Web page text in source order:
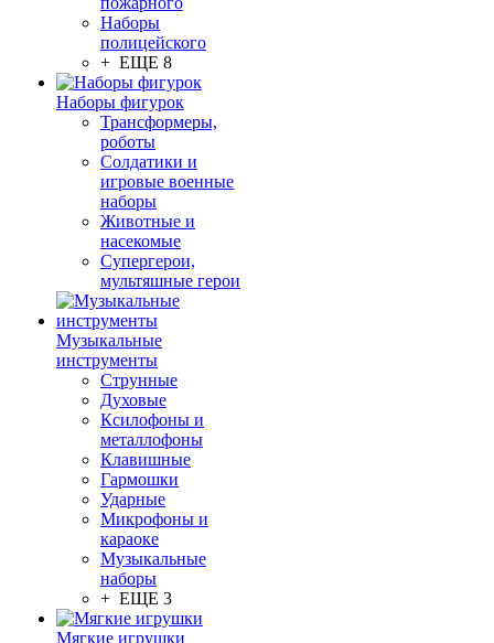
Наборы
полицейского
+ ЕЩЕ 8
Наборы фигурок
Трансформеры,
роботы
Солдатики и
игровые военные
наборы
Животные и
насекомые
Супергерои,
мультяшные герои
Музыкальные
инструменты
Струнные
Духовые
Ксилофоны и
металлофоны
Клавишные
Гармошки
Ударные
Микрофоны и
караоке
Музыкальные
наборы
+ ЕЩЕ 3
Мягкие игрушки